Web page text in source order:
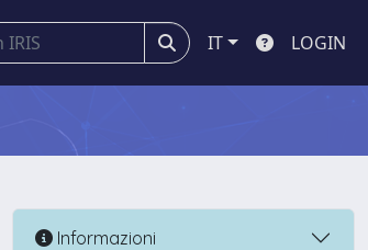
IT LOGIN
Informazioni